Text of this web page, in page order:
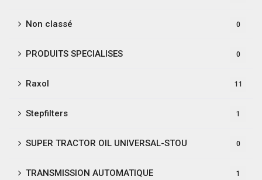
Non classé 0
PRODUITS SPECIALISES 0
Raxol 11
Stepfilters 1
SUPER TRACTOR OIL UNIVERSAL-STOU 0
TRANSMISSION AUTOMATIQUE 1